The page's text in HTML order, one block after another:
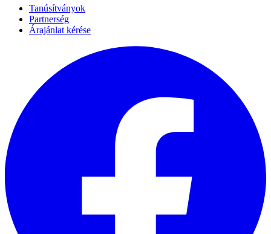
Tanúsítványok
Partnerség
Árajánlat kérése